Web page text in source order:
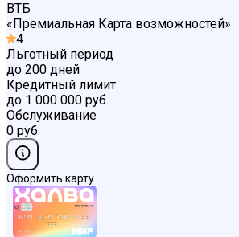
ВТБ
«Премиальная Карта возможностей»
4
Льготный период
до 200 дней
Кредитный лимит
до 1 000 000 руб.
Обслуживание
0 руб.
Оформить карту